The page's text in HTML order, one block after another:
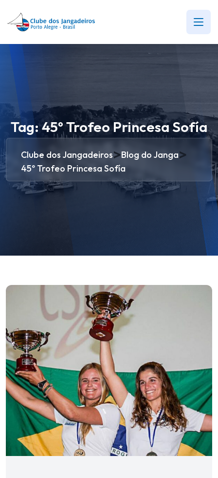
Tag:45º Trofeo Princesa Sofía
Clube dos Jangadeiros>Blog do Janga>
45º Trofeo Princesa Sofía